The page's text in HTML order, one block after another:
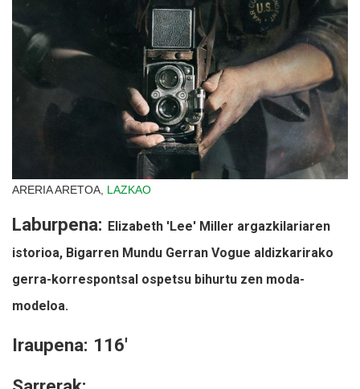
ARERIA ARETOA, LAZKAO
Laburpena: Elizabeth 'Lee' Miller argazkilariaren
istorioa, Bigarren Mundu Gerran Vogue aldizkarirako
gerra-korrespontsal ospetsu bihurtu zen moda-
modeloa.
Iraupena: 116'